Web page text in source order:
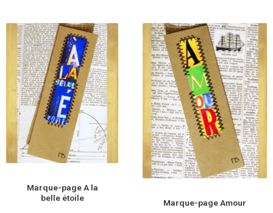
Marque-page A la
belle étoile
Marque-page Amour